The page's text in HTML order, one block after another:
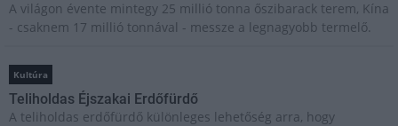
A világon évente mintegy 25 millió tonna őszibarack terem, Kína
- csaknem 17 millió tonnával - messze a legnagyobb termelő.
Kultúra
Teliholdas Éjszakai Erdőfürdő
A teliholdas erdőfürdő különleges lehetőség arra, hogy